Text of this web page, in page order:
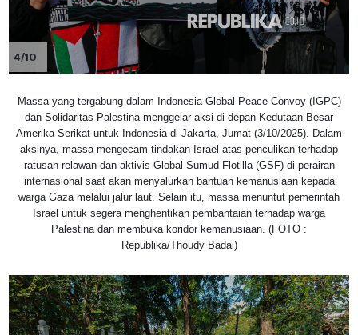
4/10
Massa yang tergabung dalam Indonesia Global Peace Convoy (IGPC)
dan Solidaritas Palestina menggelar aksi di depan Kedutaan Besar
Amerika Serikat untuk Indonesia di Jakarta, Jumat (3/10/2025). Dalam
aksinya, massa mengecam tindakan Israel atas penculikan terhadap
ratusan relawan dan aktivis Global Sumud Flotilla (GSF) di perairan
internasional saat akan menyalurkan bantuan kemanusiaan kepada
warga Gaza melalui jalur laut. Selain itu, massa menuntut pemerintah
Israel untuk segera menghentikan pembantaian terhadap warga
Palestina dan membuka koridor kemanusiaan. (FOTO :
Republika/Thoudy Badai)